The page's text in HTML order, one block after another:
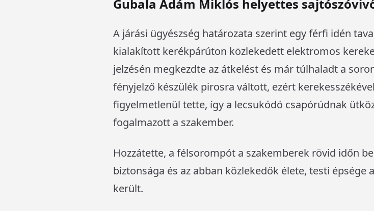
Gubala Ádám Miklós helyettes
A járási ügyészség határozata szerint egy férfi idén
kialakított kerékpárúton közlekedett elektromos
jelzésén megkezdte az átkelést és már túlhaladt a
fényjelző készülék pirosra váltott, ezért
figyelmetlenül tette, így a lecsukódó csapórúdnak
fogalmazott a szakember.
Hozzátette, a félsorompót a szakemberek rövid időn
biztonsága és az abban közlekedők élete, testi
került.